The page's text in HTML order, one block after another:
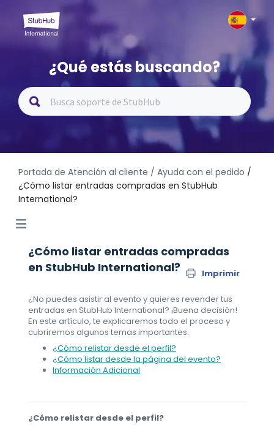
¿Qué estás buscando?
Portada de Atención al cliente / Ayuda con el pedido /
¿Cómo listar entradas compradas en StubHub
International?
¿Cómo listar entradas compradas
en StubHub International?
Imprimir
¿No puedes asistir al evento y quieres revender tus
entradas en StubHub International? ¡Buena decisión!
En este artículo, te explicaremos todo el proceso y
cubriremos algunos temas importantes.
¿Cómo relistar desde el perfil?
¿Cómo listar desde la página del evento?
Información Adicional
¿Cómo relistar desde el perfil?